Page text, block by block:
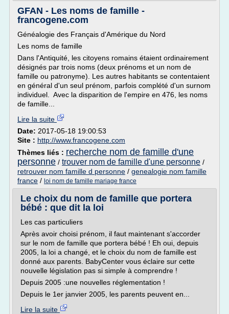
GFAN - Les noms de famille -
francogene.com
Généalogie des Français d'Amérique du Nord
Les noms de famille
Dans l'Antiquité, les citoyens romains étaient ordinairement
désignés par trois noms (deux prénoms et un nom de
famille ou patronyme). Les autres habitants se contentaient
en général d'un seul prénom, parfois complété d'un surnom
individuel. Avec la disparition de l'empire en 476, les noms
de famille...
Lire la suite
Date: 2017-05-18 19:00:53
Site : http://www.francogene.com
Thèmes liés : recherche nom de famille d'une
personne / trouver nom de famille d'une personne /
retrouver nom famille d personne / genealogie nom famille
france / loi nom de famille mariage france
Le choix du nom de famille que portera
bébé : que dit la loi
Les cas particuliers
Après avoir choisi prénom, il faut maintenant s'accorder
sur le nom de famille que portera bébé ! Eh oui, depuis
2005, la loi a changé, et le choix du nom de famille est
donné aux parents. BabyCenter vous éclaire sur cette
nouvelle législation pas si simple à comprendre !
Depuis 2005 :une nouvelles réglementation !
Depuis le 1er janvier 2005, les parents peuvent en...
Lire la suite